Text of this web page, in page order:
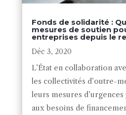
Fonds de solidarité :
mesures de soutien
entreprises depuis le
Déc 3, 2020
L’État en collaboration
les collectivités d’outre-
leurs mesures
aux besoins de